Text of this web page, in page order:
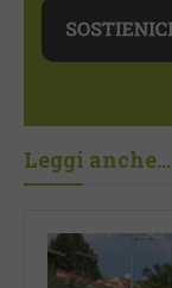
Leggi anche...